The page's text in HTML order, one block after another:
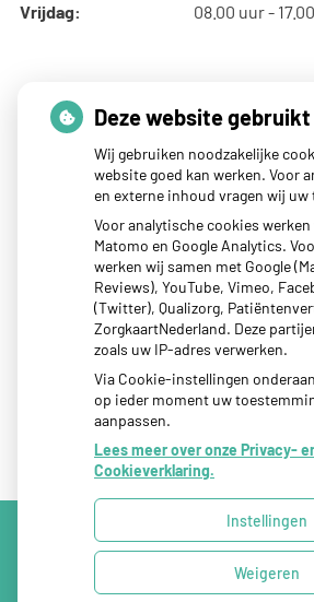
Vrijdag:
08.00 uur -
Thuisarts nieuws
Tips als je kind last heeft van
Sterke zon op je huid: let op
Denk je na over een borstvergroting?
Twijfel over gender? Hier vind je hulp
Klachten door de eiken-
Uw Zorg Online|
Deze website
Wij gebruiken noodzakelijke
website goed kan werken. Voor
en externe inhoud vragen wij
Voor analytische cookies
Matomo en Google Analytics.
werken wij samen met Google
Reviews), YouTube, Vimeo,
(Twitter), Qualizorg,
ZorgkaartNederland. Deze
zoals uw IP-adres verwerken.
Via Cookie-instellingen
op ieder moment uw
aanpassen.
Lees meer over onze Privacy-
Cookieverklaring.
Instellingen
Weigeren